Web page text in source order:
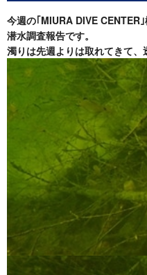
今週の｢MIURA DIVE CENTER
潜水調査報告です。
濁りは先週よりは取れてきて、